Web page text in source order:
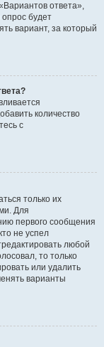
ответа»,
будет
вариант, за который
количество
с
только их
Для
первого сообщения
не успел
любой
то только
или удалить
варианты